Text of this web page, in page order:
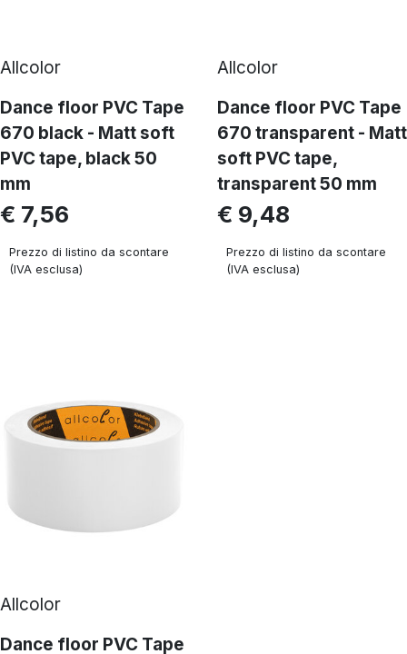
Allcolor
Dance floor PVC Tape
670 black - Matt soft
PVC tape, black 50
mm
€ 7,56
Prezzo di listino da scontare
(IVA esclusa)
Allcolor
Dance floor PVC Tape
670 transparent - Matt
soft PVC tape,
transparent 50 mm
€ 9,48
Prezzo di listino da scontare
(IVA esclusa)
Allcolor
Dance floor PVC Tape